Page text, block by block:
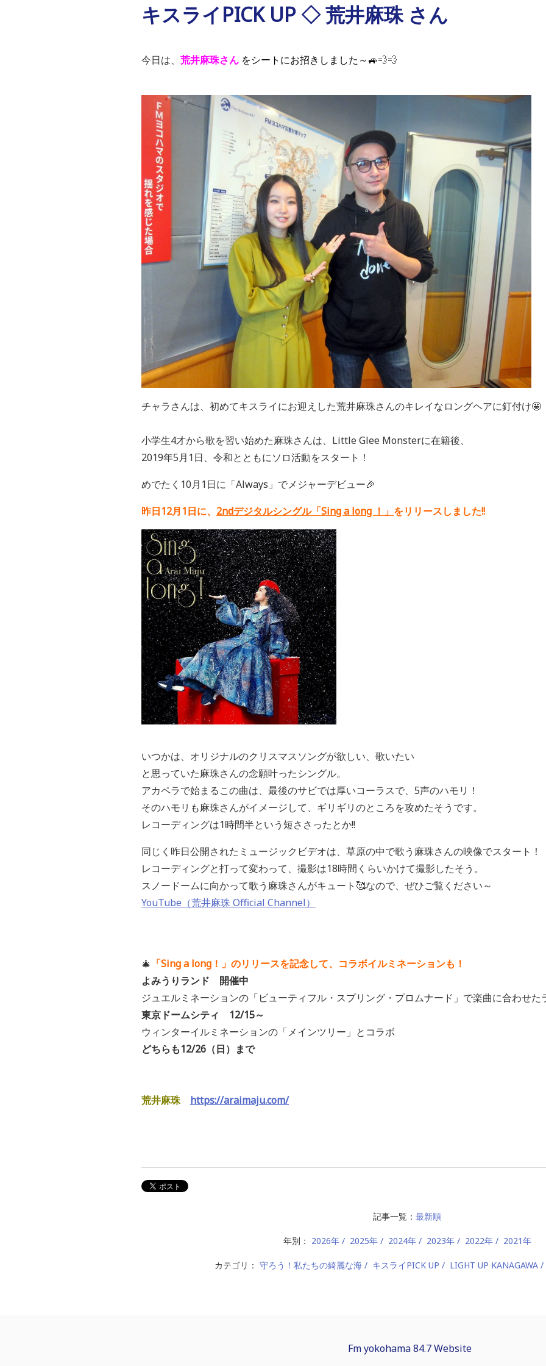
キスライPICK UP ◇ 荒井麻珠 さん
今日は、 荒井麻珠さん をシートにお招きしました～🚙💨💨
チャラさんは、初めてキスライにお迎えした荒井麻珠さんのキレイなロングヘアに釘付け🤩
小学生4才から歌を習い始めた麻珠さんは、Little Glee Monsterに在籍後、
2019年5月1日、令和とともにソロ活動をスタート！
めでたく10月1日に「Always」でメジャーデビュー🎉
昨日12月1日に、 2ndデジタルシングル「Sing a long ！」 をリリースしました!!
いつかは、オリジナルのクリスマスソングが欲しい、歌いたい
と思っていた麻珠さんの念願叶ったシングル。
アカペラで始まるこの曲は、最後のサビでは厚いコーラスで、5声のハモリ！
そのハモリも麻珠さんがイメージして、ギリギリのところを攻めたそうです。
レコーディングは1時間半という短ささったとか!!
同じく昨日公開されたミュージックビデオは、草原の中で歌う麻珠さんの映像でスタート！
レコーディングと打って変わって、撮影は18時間くらいかけて撮影したそう。
スノードームに向かって歌う麻珠さんがキュート🥰なので、ぜひご覧ください～
YouTube（荒井麻珠 Official Channel）
🎄 「Sing a long！」のリリースを記念して、コラボイルミネーションも！
よみうりランド 開催中
ジュエルミネーションの「ビューティフル・スプリング・プロムナード」で楽曲に合わせた
東京ドームシティ 12/15～
ウィンターイルミネーションの「メインツリー」とコラボ
どちらも12/26（日）まで
荒井麻珠 https://araimaju.com/
記事一覧： 最新順
年別： 2026年 2025年 2024年 2023年 2022年 2021年
カテゴリ： 守ろう！私たちの綺麗な海 キスライPICK UP LIGHT UP KANAGAWA
Fm yokohama 84.7 Website